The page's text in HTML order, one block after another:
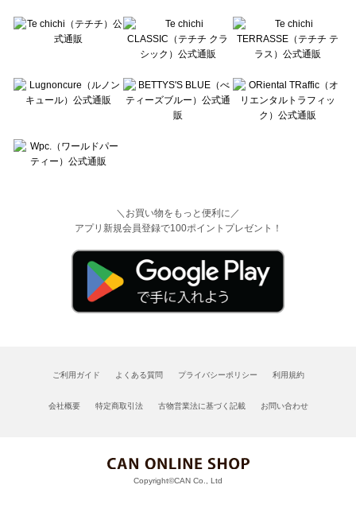
＼お買い物をもっと便利に／
アプリ新規会員登録で100ポイントプレゼント！
ご利用ガイド よくある質問 プライバシーポリシー 利用規約
会社概要 特定商取引法 古物営業法に基づく記載 お問い合わせ
Copyright©CAN Co., Ltd